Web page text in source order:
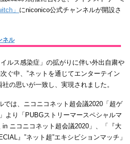
」 にniconico公式チャンネルが開設さ
ネル
ルス感染症」の拡がりに伴い外出自粛や
ぐ中、”ネットを通じてエンターテイン
の思いが一致し、実現されました。
では、ニコニコネット超会議2020「超ゲ
より「PUBGストリーマースペシャルマ
ニコニコネット超会議2020」、「『大
』”ネット超”エキシビションマッチ」